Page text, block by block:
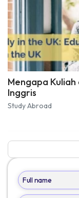
Mengapa Kuliah
Inggris
Study Abroad